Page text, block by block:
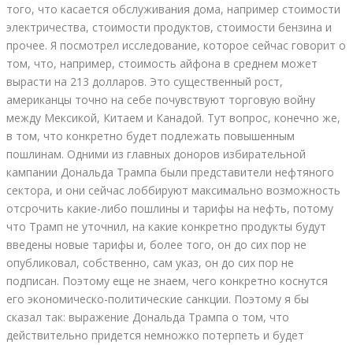
того, что касается обслуживания дома, например стоимости
электричества, стоимости продуктов, стоимости бензина и
прочее. Я посмотрел исследование, которое сейчас говорит о
том, что, например, стоимость айфона в среднем может
вырасти на 213 долларов. Это существенный рост,
американцы точно на себе почувствуют торговую войну
между Мексикой, Китаем и Канадой. Тут вопрос, конечно же,
в том, что конкретно будет подлежать повышенным
пошлинам. Одними из главных доноров избирательной
кампании Дональда Трампа были представители нефтяного
сектора, и они сейчас лоббируют максимально возможность
отсрочить какие-либо пошлины и тарифы на нефть, потому
что Трамп не уточнил, на какие конкретно продукты будут
введены новые тарифы и, более того, он до сих пор не
опубликовал, собственно, сам указ, он до сих пор не
подписан. Поэтому еще не знаем, чего конкретно коснутся
его экономическо-политические санкции. Поэтому я бы
сказал так: выражение Дональда Трампа о том, что
действительно придется немножко потерпеть и будет